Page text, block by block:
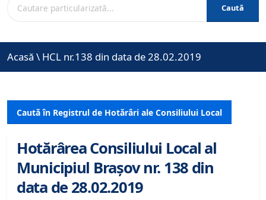
Caută
Acasă \ HCL nr.138 din data de 28.02.2019
Caută în Registrul de Hotărâri ale Consiliului Local
Hotărârea Consiliului Local al
Municipiul Brașov nr. 138 din
data de 28.02.2019